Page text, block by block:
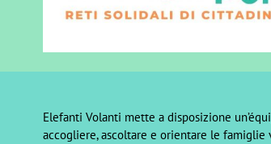
Elefanti Volanti mette a disposizione
accogliere, ascoltare e orientare le famiglie